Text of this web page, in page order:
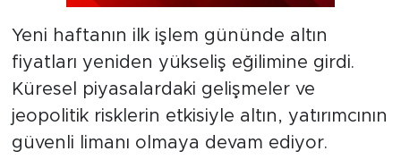
Yeni haftanın ilk işlem gününde altın
fiyatları yeniden yükseliş eğilimine girdi.
Küresel piyasalardaki gelişmeler ve
jeopolitik risklerin etkisiyle altın, yatırımcının
güvenli limanı olmaya devam ediyor.